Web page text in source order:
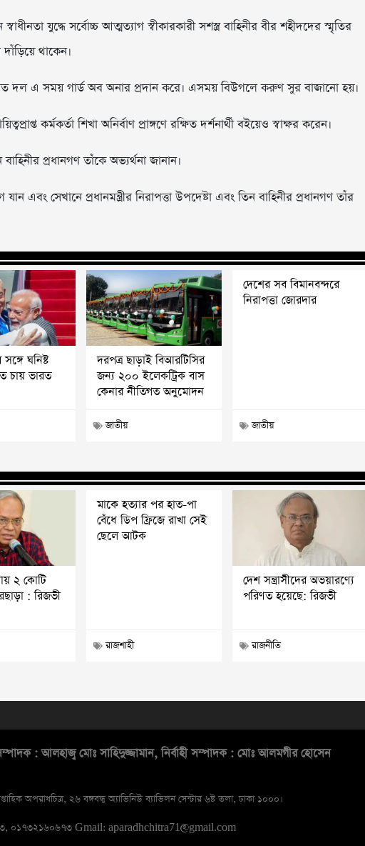
যুদ্ধে সর্বোচ্চ আত্মত্যাগ স্বীকারকারী সশস্ত্র বাহিনীর বীর শহীদদের স্মৃতির
দাঁড়িয়ে থাকেন।
দল এ সময় গার্ড অব অনার প্রদান করে। এসময় বিউগলে করুণ সুর বাজানো হয়।
কর্মকর্তা শিখা অনির্বাণ প্রাঙ্গণে রক্ষিত দর্শনার্থী বইয়েও স্বাক্ষর করেন।
প্রধানগণ তাঁকে অভ্যর্থনা জানান।
এবং সেখানে প্রধানমন্ত্রীর নিরাপত্তা উপদেষ্টা এবং তিন বাহিনীর প্রধানগণ তাঁর
ঘনিষ্ট
চায় ভারত
দরপত্র ছাড়াই বিআরটিসির
জন্য ২০০ ইলেকট্রিক বাস
কেনার নীতিগত অনুমোদন
জাতীয়
দেশের সব বিমানবন্দরে
নিরাপত্তা জোরদার
জাতীয়
২ কোটি
: রিজভী
মাকে হত্যার পর হাত-পা
বেঁধে ডিপ ফ্রিজে রাখা সেই
ছেলে আটক
রাজশাহী
দেশ সন্ত্রাসীদের অভয়ারণ্যে
পরিণত হয়েছে: রিজভী
রাজনীতি
: আলহাজ্ব মোঃ সাহিদুজ্জামান, নির্বাহী সম্পাদক : মোঃ আলমগীর হোসেন
অপরাধচিত্র, ২৬ বঙ্গবন্ধু অ্যাভিনিউ ব্যাভিলন সেন্টার ৬ষ্ট তলা, ঢাকা ১০০০।
০১৭৩২১৬০৬৭৩ Gmail: aparadhchitra71@gmail.com